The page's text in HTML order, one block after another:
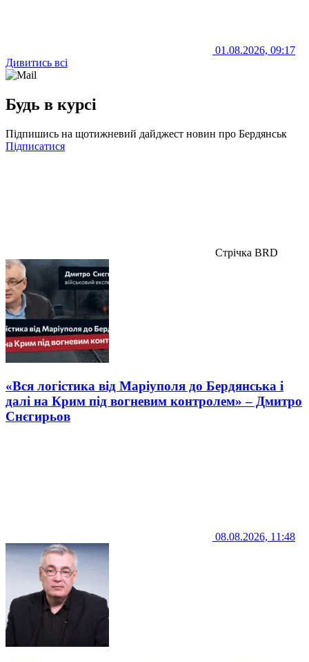
01.08.2026, 09:17
Дивитись всі
Будь в курсі
Підпишись на щотижневий дайджест новин про Бердянськ
Підписатися
Стрічка BRD
«Вся логістика від Маріуполя до Бердянська і
далі на Крим під вогневим контролем» – Дмитро
Снєгирьов
08.08.2026, 11:48